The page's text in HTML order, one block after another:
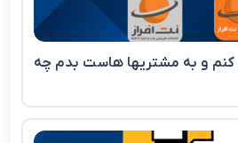
و به مشتریها هاست بدم چه